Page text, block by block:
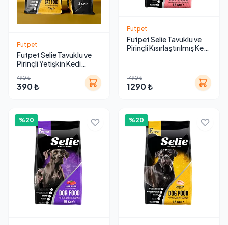
Futpet
Futpet Selie Tavuklu ve
Pirinçli Yetişkin Kedi
490 ₺
390 ₺
Futpet
Futpet Selie Tavuklu ve
Pirinçli Kısırlaştırılmış Kedi
1490 ₺
1290 ₺
%20 %20